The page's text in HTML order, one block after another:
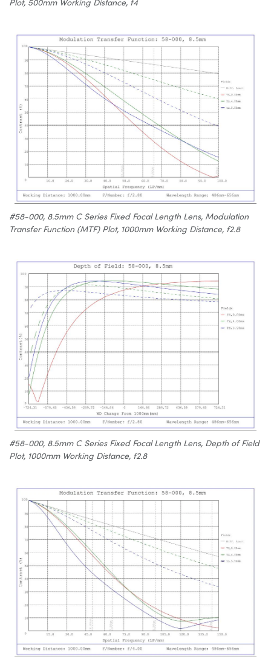
#58-000, 8.5mm C Series Fixed Focal Length Lens, Modulation
Transfer Function (MTF) Plot, 1000mm Working Distance, f2.8
#58-000, 8.5mm C Series Fixed Focal Length Lens, Depth of Field
Plot, 1000mm Working Distance, f2.8